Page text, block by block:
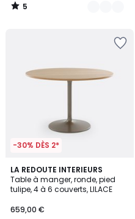
5
/
-30% DÈS 2*
LA REDOUTE INTERIEURS
Table à manger, ronde, pied
tulipe, 4 à 6 couverts, LILACE
659,00 €
4,3
/ 5